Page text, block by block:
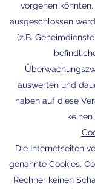
vorgehen
ausgeschlossen
(z.B.
auswerten und
haben auf diese
keinen
Die Internetseiten
genannte Cookies.
Rechner keinen